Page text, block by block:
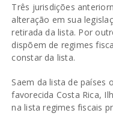
Três jurisdições
alteração em sua
retirada da lista. Por
dispõem de regimes
constar da lista.
Saem da lista de países
favorecida Costa Rica,
na lista regimes fiscais